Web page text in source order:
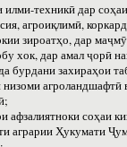
илми-техникӣ дар
агроиқлимӣ,
зироатҳо, дар
хок, дар амал ҷорӣ
бурдани захираҳои
агроландшафтӣ
афзалиятноки соҳаи
аграрии Ҳукумати